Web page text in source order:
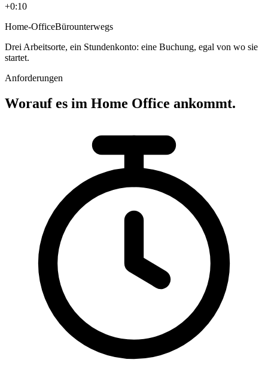
+0:10
Home-OfficeBürounterwegs
Drei Arbeitsorte, ein Stundenkonto: eine Buchung, egal von wo sie
startet.
Anforderungen
Worauf es im Home Office ankommt.